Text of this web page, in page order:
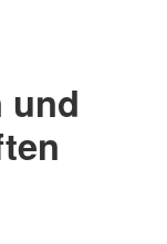
und